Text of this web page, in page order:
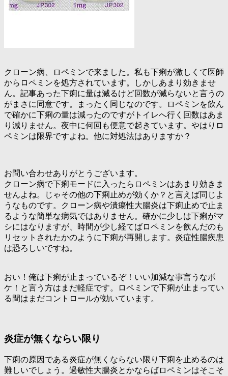
クローン病、ロペミンで来ました。私も下痢が激しくて医師
からロペミンを処方されています。しかしあまり効きませ
ん。記事あった下痢に量は減るけど回数が減らないと言うの
がまさに同意です。まったく同じなのです。ロペミンを飲ん
で確かに下痢の量は減ったのですがトイレへ行く回数はあま
り減りません。夜中に何回も便意で起きています。やはりロ
ペミンは限界ですよね。他に対処法はありますか？
お問い合わせありがとうございます。
クローン病で下痢モードに入ったらロペミンはあまり効きま
せんよね。じゃその他の下痢止めが効くか？と言えば同じよ
うなものです。クローン病や潰瘍性大腸炎は下痢止めで止ま
るような簡単な病気ではありません。確かに少しは下痢がマ
シにはなりますが、時間が少し経てばロペミンを飲んだのも
リセットされたかのように下痢が再開します。炎症性腸疾患
は恐ろしいですね。
おい！俺は下痢が止まっているぞ！いい加減な事言うなボ
ケ！ と言う方はまだ軽症です。ロペミンで下痢が止まってい
る間はまだコントロールが効いています。
炎症が無くならい限り
下痢の原因である炎症が無くならない限り下痢を止めるのは
難しいでしょう。過敏性大腸炎とかならばロペミンはそこそ